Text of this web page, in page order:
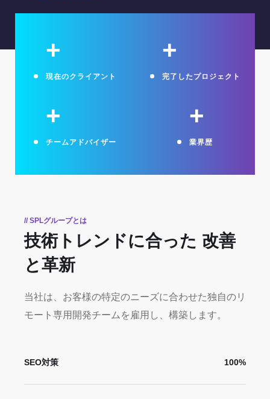
+
現在のクライアント
+
完了したプロジェクト
+
チームアドバイザー
+
業界歴
// SPLグループとは
技術トレンドに合った 改善
と革新
当社は、お客様の特定のニーズに合わせた独自のリ
モート専用開発チームを雇用し、構築します。
SEO対策 100%